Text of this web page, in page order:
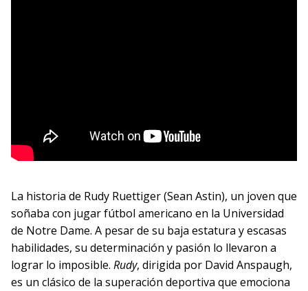
La historia de Rudy Ruettiger (Sean Astin), un joven que
soñaba con jugar fútbol americano en la Universidad
de Notre Dame. A pesar de su baja estatura y escasas
habilidades, su determinación y pasión lo llevaron a
lograr lo imposible. Rudy, dirigida por David Anspaugh,
es un clásico de la superación deportiva que emociona